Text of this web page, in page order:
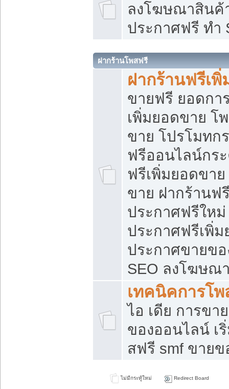
ลงโฆษณาสิน
ประกาศฟรี ทำ
ฝากร้านโพสฟรี
ฝากร้านฟรีเ
ขายฟรี ยอดกา
เพิ่มยอดขาย โ
ขาย โปรโมทก
ฟรีออนไลน์กร
ฟรีเพิ่มยอดขา
ขาย ฝากร้านฟ
ประกาศฟรีใหม่
ประกาศฟรีเพิ่
ประกาศขายข
SEO ลงโฆษณ
เทคนิคการโ
ไอ เดีย การขา
ของออนไลน์ เ
สฟรี smf ขาย
ไม่มีกระทู้ใหม่ Redirect Board